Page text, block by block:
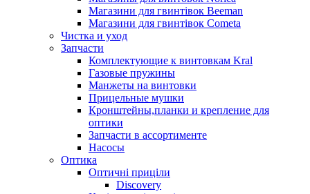
Магазини для гвинтівок Beeman
Магазини для гвинтівок Cometa
Чистка и уход
Запчасти
Комплектующие к винтовкам Kral
Газовые пружины
Манжеты на винтовки
Прицельные мушки
Кронштейны,планки и крепление для
оптики
Запчасти в ассортименте
Насосы
Оптика
Оптичні приціли
Discovery